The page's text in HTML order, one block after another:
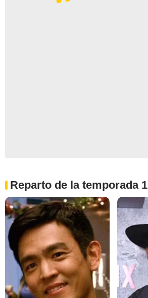
Reparto de la temporada 1